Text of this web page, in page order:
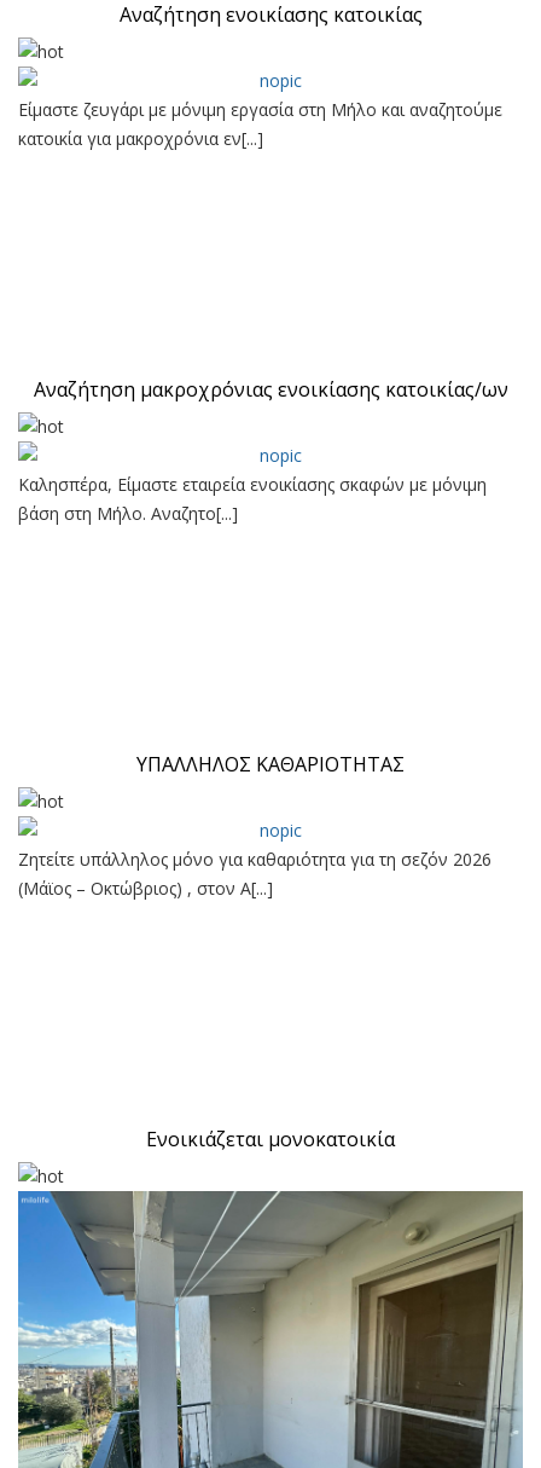
Αναζήτηση ενοικίασης κατοικίας
Είμαστε ζευγάρι με μόνιμη εργασία στη Μήλο και αναζητούμε
κατοικία για μακροχρόνια εν[...]
Αναζήτηση μακροχρόνιας ενοικίασης κατοικίας/ων
Καλησπέρα, Είμαστε εταιρεία ενοικίασης σκαφών με μόνιμη
βάση στη Μήλο. Αναζητο[...]
ΥΠΑΛΛΗΛΟΣ ΚΑΘΑΡΙΟΤΗΤΑΣ
Ζητείτε υπάλληλος μόνο για καθαριότητα για τη σεζόν 2026
(Μάϊος – Οκτώβριος) , στον Α[...]
Ενοικιάζεται μονοκατοικία